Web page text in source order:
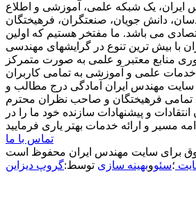
ایران، یک شبکه علمی، آموزشی و اطلاع
دانش جویان، صنعتگران، فرهیختگان
می باشد. ما مفتخر هستیم که اولین
با بیش ترین تنوع در گرایشهای مهندسی
منابع معتبر و علمی به صورت متمرکز
علمی و آموزشی به تمامی کاربران
سایت مهندس ایران آمادگی درج مطالب و
فرهیختگان و صاحب نظران محترم
انتقادات و پیشنهادات سازنده خود ما را در
تماس با ما
برای سایت مهندس ایران محفوظ است
؛سئووبهینه سازی توسط:گروپ دیزاین